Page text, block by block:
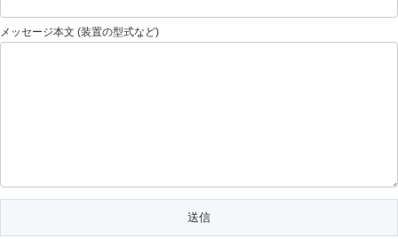
メッセージ本文 (装置の型式など)